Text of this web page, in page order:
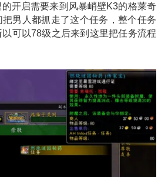
开启需要来到风暴峭壁K3的格莱奇
男人都抓走了这个任务，整个任务
可以78级之后来到这里把任务流程